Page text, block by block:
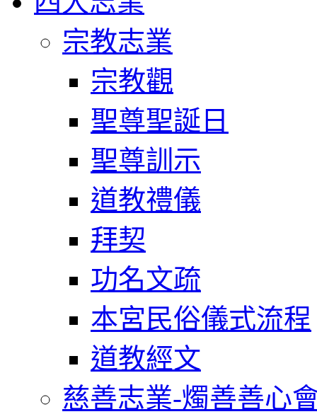
宗教志業
宗教觀
聖尊聖誕日
聖尊訓示
道教禮儀
拜契
功名文疏
本宮民俗儀式流程
道教經文
慈善志業-燭善善心